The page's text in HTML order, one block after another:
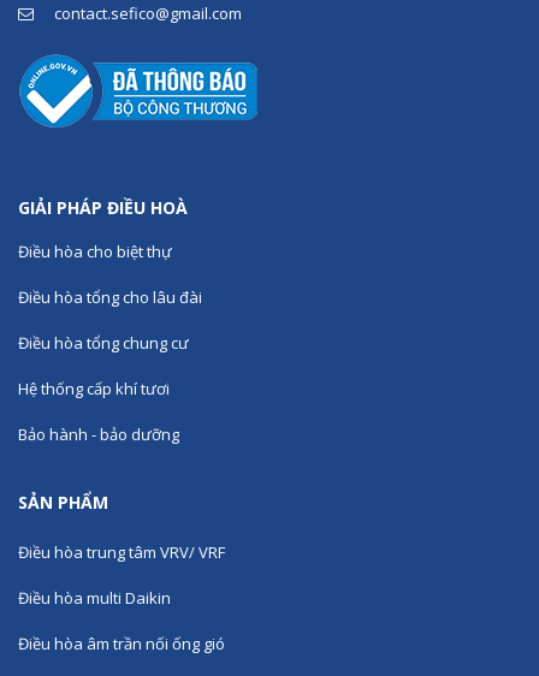
contact.sefico@gmail.com
GIẢI PHÁP ĐIỀU HOÀ
Điều hòa cho biệt thự
Điều hòa tổng cho lâu đài
Điều hòa tổng chung cư
Hệ thống cấp khí tươi
Bảo hành - bảo dưỡng
SẢN PHẨM
Điều hòa trung tâm VRV/ VRF
Điều hòa multi Daikin
Điều hòa âm trần nối ống gió